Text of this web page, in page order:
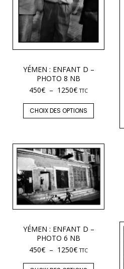
YÉMEN : ENFANT D –
PHOTO 8 NB
450€ – 1250€ TTC
CHOIX DES OPTIONS
YÉMEN : ENFANT D –
PHOTO 6 NB
450€ – 1250€ TTC